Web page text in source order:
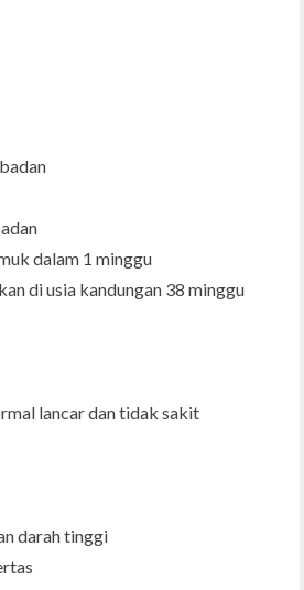
dalam 1 minggu
di usia kandungan 38 minggu
lancar dan tidak sakit
darah tinggi